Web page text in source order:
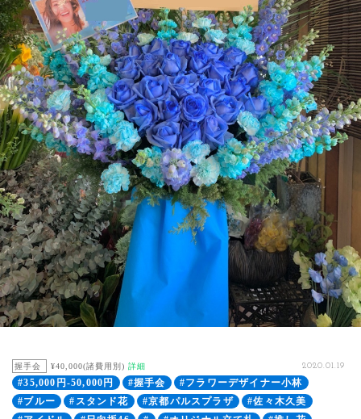
握手会 ¥40,000(諸費用別) 詳細 2020.01.19
#35,000円-50,000円 #握手会
#フラワーデザイナー小林
#ブルー
#スタンド花 #京都パルスプラザ
#佐々木久美